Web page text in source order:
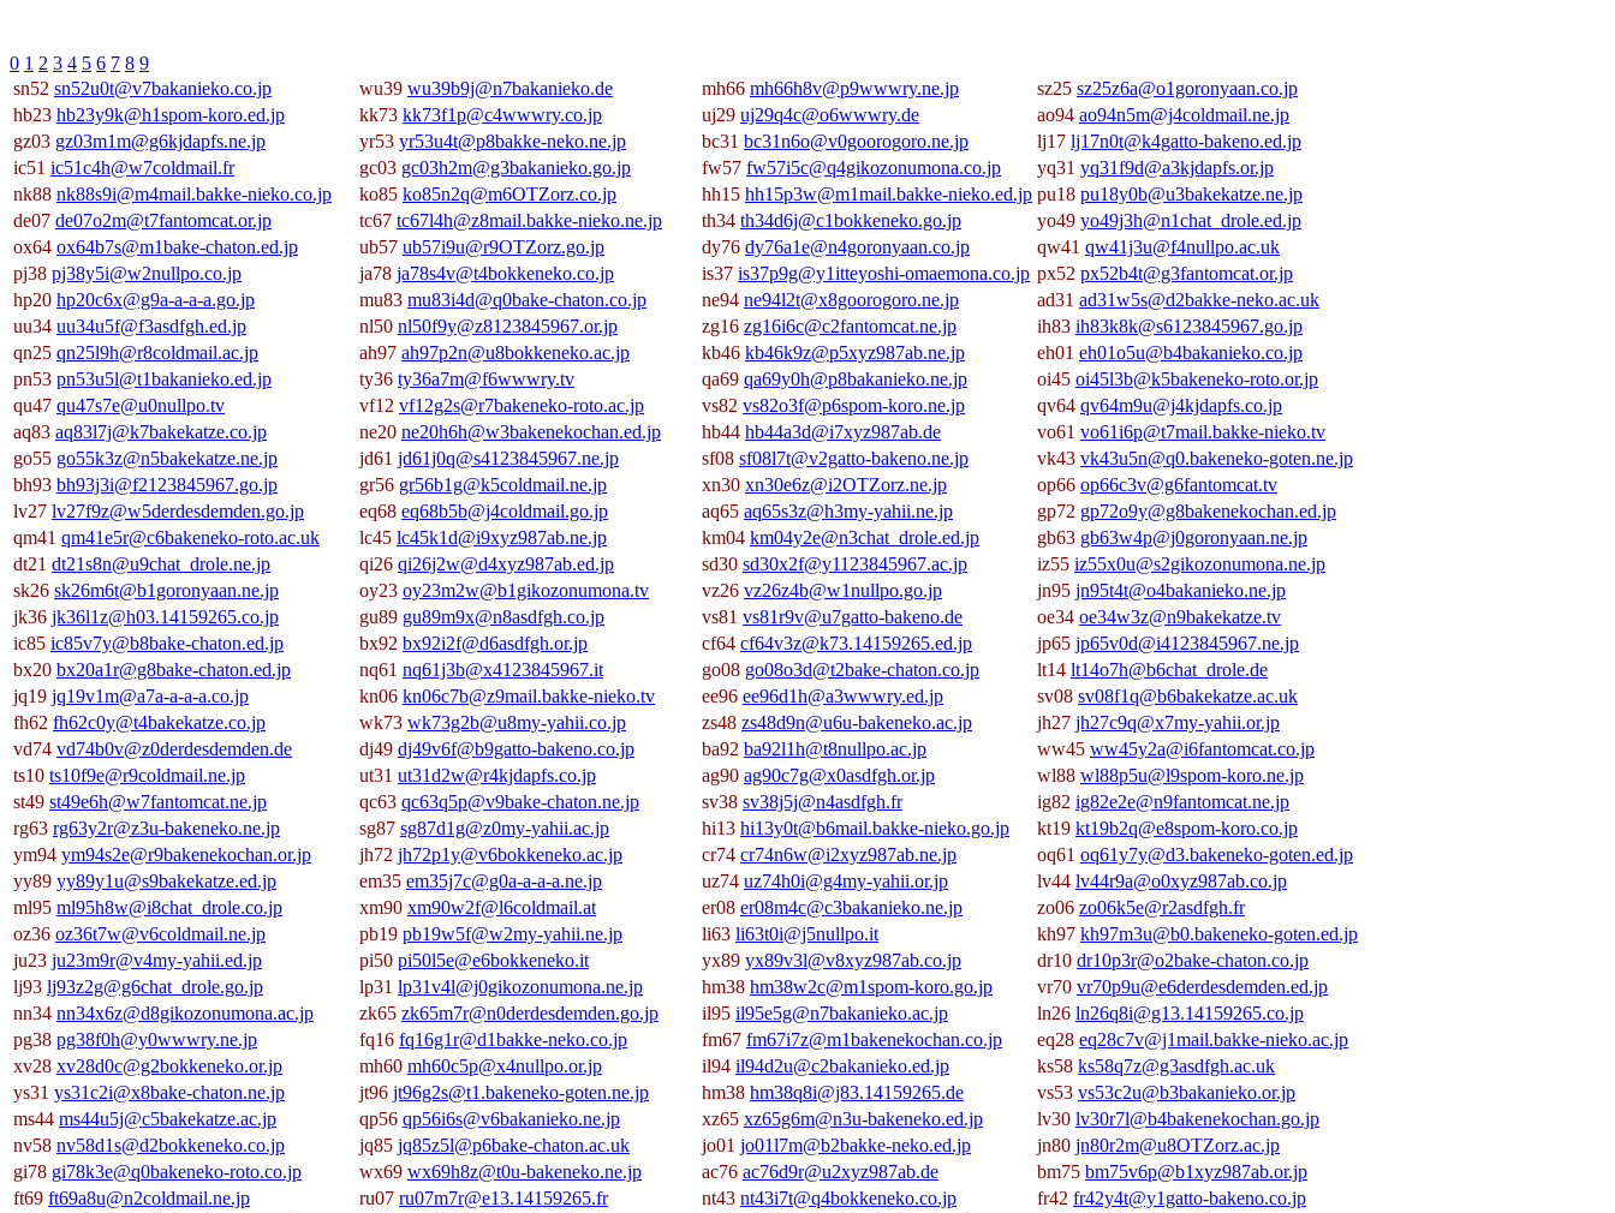
0 1 2 3 4 5 6 7 8 9
sn52 sn52u0t@v7bakanieko.co.jp wu39 wu39b9j@n7bakanieko.de mh66 mh66h8v@p9wwwry.ne.jp sz25 sz25z6a@o1goronyaan.co.jp
hb23 hb23y9k@h1spom-koro.ed.jp kk73 kk73f1p@c4wwwry.co.jp uj29 uj29q4c@o6wwwry.de ao94 ao94n5m@j4coldmail.ne.jp
gz03 gz03m1m@g6kjdapfs.ne.jp yr53 yr53u4t@p8bakke-neko.ne.jp bc31 bc31n6o@v0goorogoro.ne.jp lj17 lj17n0t@k4gatto-bakeno.ed.jp
ic51 ic51c4h@w7coldmail.fr gc03 gc03h2m@g3bakanieko.go.jp fw57 fw57i5c@q4gikozonumona.co.jp yq31 yq31f9d@a3kjdapfs.or.jp
nk88 nk88s9i@m4mail.bakke-nieko.co.jp ko85 ko85n2q@m6OTZorz.co.jp hh15 hh15p3w@m1mail.bakke-nieko.ed.jp pu18 pu18y0b@u3bakekatze.ne.jp
de07 de07o2m@t7fantomcat.or.jp tc67 tc67l4h@z8mail.bakke-nieko.ne.jp th34 th34d6j@c1bokkeneko.go.jp yo49 yo49j3h@n1chat_drole.ed.jp
ox64 ox64b7s@m1bake-chaton.ed.jp ub57 ub57i9u@r9OTZorz.go.jp dy76 dy76a1e@n4goronyaan.co.jp qw41 qw41j3u@f4nullpo.ac.uk
pj38 pj38y5i@w2nullpo.co.jp ja78 ja78s4v@t4bokkeneko.co.jp is37 is37p9g@y1itteyoshi-omaemona.co.jp px52 px52b4t@g3fantomcat.or.jp
hp20 hp20c6x@g9a-a-a-a.go.jp mu83 mu83i4d@q0bake-chaton.co.jp ne94 ne94l2t@x8goorogoro.ne.jp ad31 ad31w5s@d2bakke-neko.ac.uk
uu34 uu34u5f@f3asdfgh.ed.jp nl50 nl50f9y@z8123845967.or.jp zg16 zg16i6c@c2fantomcat.ne.jp ih83 ih83k8k@s6123845967.go.jp
qn25 qn25l9h@r8coldmail.ac.jp ah97 ah97p2n@u8bokkeneko.ac.jp kb46 kb46k9z@p5xyz987ab.ne.jp eh01 eh01o5u@b4bakanieko.co.jp
pn53 pn53u5l@t1bakanieko.ed.jp ty36 ty36a7m@f6wwwry.tv qa69 qa69y0h@p8bakanieko.ne.jp oi45 oi45l3b@k5bakeneko-roto.or.jp
qu47 qu47s7e@u0nullpo.tv vf12 vf12g2s@r7bakeneko-roto.ac.jp vs82 vs82o3f@p6spom-koro.ne.jp qv64 qv64m9u@j4kjdapfs.co.jp
aq83 aq83l7j@k7bakekatze.co.jp ne20 ne20h6h@w3bakenekochan.ed.jp hb44 hb44a3d@i7xyz987ab.de vo61 vo61i6p@t7mail.bakke-nieko.tv
go55 go55k3z@n5bakekatze.ne.jp jd61 jd61j0q@s4123845967.ne.jp sf08 sf08l7t@v2gatto-bakeno.ne.jp vk43 vk43u5n@q0.bakeneko-goten.ne.jp
bh93 bh93j3i@f2123845967.go.jp gr56 gr56b1g@k5coldmail.ne.jp xn30 xn30e6z@i2OTZorz.ne.jp op66 op66c3v@g6fantomcat.tv
lv27 lv27f9z@w5derdesdemden.go.jp eq68 eq68b5b@j4coldmail.go.jp aq65 aq65s3z@h3my-yahii.ne.jp gp72 gp72o9y@g8bakenekochan.ed.jp
qm41 qm41e5r@c6bakeneko-roto.ac.uk lc45 lc45k1d@i9xyz987ab.ne.jp km04 km04y2e@n3chat_drole.ed.jp gb63 gb63w4p@j0goronyaan.ne.jp
dt21 dt21s8n@u9chat_drole.ne.jp qi26 qi26j2w@d4xyz987ab.ed.jp sd30 sd30x2f@y1123845967.ac.jp iz55 iz55x0u@s2gikozonumona.ne.jp
sk26 sk26m6t@b1goronyaan.ne.jp oy23 oy23m2w@b1gikozonumona.tv vz26 vz26z4b@w1nullpo.go.jp jn95 jn95t4t@o4bakanieko.ne.jp
jk36 jk36l1z@h03.14159265.co.jp gu89 gu89m9x@n8asdfgh.co.jp vs81 vs81r9v@u7gatto-bakeno.de oe34 oe34w3z@n9bakekatze.tv
ic85 ic85v7y@b8bake-chaton.ed.jp bx92 bx92i2f@d6asdfgh.or.jp cf64 cf64v3z@k73.14159265.ed.jp jp65 jp65v0d@i4123845967.ne.jp
bx20 bx20a1r@g8bake-chaton.ed.jp nq61 nq61j3b@x4123845967.it go08 go08o3d@t2bake-chaton.co.jp lt14 lt14o7h@b6chat_drole.de
jq19 jq19v1m@a7a-a-a-a.co.jp kn06 kn06c7b@z9mail.bakke-nieko.tv ee96 ee96d1h@a3wwwry.ed.jp sv08 sv08f1q@b6bakekatze.ac.uk
fh62 fh62c0y@t4bakekatze.co.jp wk73 wk73g2b@u8my-yahii.co.jp zs48 zs48d9n@u6u-bakeneko.ac.jp jh27 jh27c9q@x7my-yahii.or.jp
vd74 vd74b0v@z0derdesdemden.de dj49 dj49v6f@b9gatto-bakeno.co.jp ba92 ba92l1h@t8nullpo.ac.jp ww45 ww45y2a@i6fantomcat.co.jp
ts10 ts10f9e@r9coldmail.ne.jp ut31 ut31d2w@r4kjdapfs.co.jp ag90 ag90c7g@x0asdfgh.or.jp wl88 wl88p5u@l9spom-koro.ne.jp
st49 st49e6h@w7fantomcat.ne.jp qc63 qc63q5p@v9bake-chaton.ne.jp sv38 sv38j5j@n4asdfgh.fr ig82 ig82e2e@n9fantomcat.ne.jp
rg63 rg63y2r@z3u-bakeneko.ne.jp sg87 sg87d1g@z0my-yahii.ac.jp hi13 hi13y0t@b6mail.bakke-nieko.go.jp kt19 kt19b2q@e8spom-koro.co.jp
ym94 ym94s2e@r9bakenekochan.or.jp jh72 jh72p1y@v6bokkeneko.ac.jp cr74 cr74n6w@i2xyz987ab.ne.jp oq61 oq61y7y@d3.bakeneko-goten.ed.jp
yy89 yy89y1u@s9bakekatze.ed.jp em35 em35j7c@g0a-a-a-a.ne.jp uz74 uz74h0i@g4my-yahii.or.jp lv44 lv44r9a@o0xyz987ab.co.jp
ml95 ml95h8w@i8chat_drole.co.jp xm90 xm90w2f@l6coldmail.at er08 er08m4c@c3bakanieko.ne.jp zo06 zo06k5e@r2asdfgh.fr
oz36 oz36t7w@v6coldmail.ne.jp pb19 pb19w5f@w2my-yahii.ne.jp li63 li63t0i@j5nullpo.it kh97 kh97m3u@b0.bakeneko-goten.ed.jp
ju23 ju23m9r@v4my-yahii.ed.jp pi50 pi50l5e@e6bokkeneko.it yx89 yx89v3l@v8xyz987ab.co.jp dr10 dr10p3r@o2bake-chaton.co.jp
lj93 lj93z2g@g6chat_drole.go.jp lp31 lp31v4l@j0gikozonumona.ne.jp hm38 hm38w2c@m1spom-koro.go.jp vr70 vr70p9u@e6derdesdemden.ed.jp
nn34 nn34x6z@d8gikozonumona.ac.jp zk65 zk65m7r@n0derdesdemden.go.jp il95 il95e5g@n7bakanieko.ac.jp ln26 ln26q8i@g13.14159265.co.jp
pg38 pg38f0h@y0wwwry.ne.jp fq16 fq16g1r@d1bakke-neko.co.jp fm67 fm67i7z@m1bakenekochan.co.jp eq28 eq28c7v@j1mail.bakke-nieko.ac.jp
xv28 xv28d0c@g2bokkeneko.or.jp mh60 mh60c5p@x4nullpo.or.jp il94 il94d2u@c2bakanieko.ed.jp ks58 ks58q7z@g3asdfgh.ac.uk
ys31 ys31c2i@x8bake-chaton.ne.jp jt96 jt96g2s@t1.bakeneko-goten.ne.jp hm38 hm38q8i@j83.14159265.de vs53 vs53c2u@b3bakanieko.or.jp
ms44 ms44u5j@c5bakekatze.ac.jp qp56 qp56i6s@v6bakanieko.ne.jp xz65 xz65g6m@n3u-bakeneko.ed.jp lv30 lv30r7l@b4bakenekochan.go.jp
nv58 nv58d1s@d2bokkeneko.co.jp jq85 jq85z5l@p6bake-chaton.ac.uk jo01 jo01l7m@b2bakke-neko.ed.jp jn80 jn80r2m@u8OTZorz.ac.jp
gi78 gi78k3e@q0bakeneko-roto.co.jp wx69 wx69h8z@t0u-bakeneko.ne.jp ac76 ac76d9r@u2xyz987ab.de bm75 bm75v6p@b1xyz987ab.or.jp
ft69 ft69a8u@n2coldmail.ne.jp ru07 ru07m7r@e13.14159265.fr nt43 nt43i7t@q4bokkeneko.co.jp fr42 fr42y4t@y1gatto-bakeno.co.jp